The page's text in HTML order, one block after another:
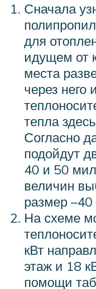
Сначала
для
идущем от
места
через него
тепла
Согласно
подойдут
40 и 50
величин
размер
На схеме
кВт
этаж и 18
помощи